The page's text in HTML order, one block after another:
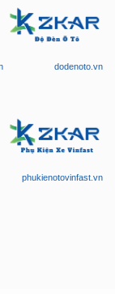
dodenoto.vn
phukienotovinfast.vn